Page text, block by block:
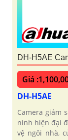
DH-H5AE
Giá
DH-H5AE
Camera giám
ninh hiện đại
vệ ngôi nhà,